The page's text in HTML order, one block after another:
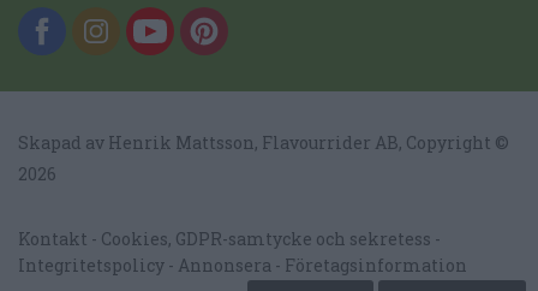
Skapad av Henrik Mattsson, Flavourrider AB, Copyright ©
2026
Kontakt
Cookies, GDPR-samtycke och sekretess
Integritetspolicy
Annonsera Företagsinformation